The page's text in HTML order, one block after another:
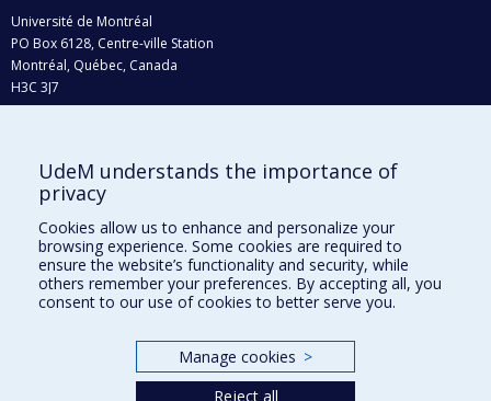
Université de Montréal
PO Box 6128, Centre-ville Station
Montréal, Québec, Canada
H3C 3J7
Who does what?
Find us
Site map
Accessibility
UdeM understands the importance of
privacy
Cookies allow us to enhance and personalize your
browsing experience. Some cookies are required to
ensure the website’s functionality and security, while
others remember your preferences. By accepting all, you
consent to our use of cookies to better serve you.
Manage cookies >
Reject all